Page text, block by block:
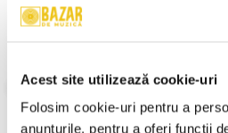
Acest site utilizează cookie-uri
Folosim cookie-uri pentru a
anunțurile, pentru a oferi funcții
Format:Album
Stil:Pop Rock
Stare Coperta:Mint (M)